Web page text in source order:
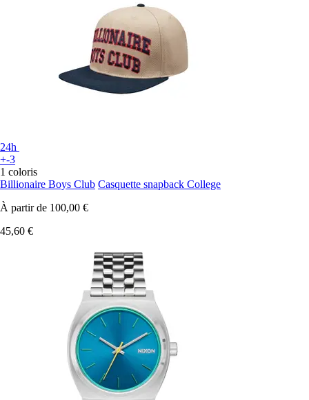
24h
+-3
1 coloris
Billionaire Boys Club Casquette snapback College
À partir de 100,00 €
45,60 €